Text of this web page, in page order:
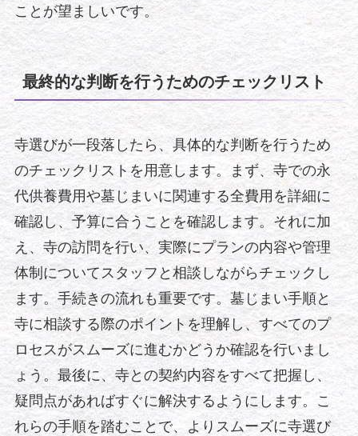
ことが望ましいです。
最終的な判断を行うためのチェックリスト
寺選びが一段落したら、具体的な判断を行うため
のチェックリストを用意します。まず、寺での永
代供養費用や墓じまいに関連する全費用を詳細に
確認し、予算に合うことを確認します。それに加
え、寺の訪問を行い、実際にプランの内容や管理
体制についてスタッフと相談しながらチェックし
ます。手続きの流れも重要です。墓じまい手順と
寺に相談する際のポイントを理解し、すべてのプ
ロセスがスムーズに進むかどうか確認を行いまし
ょう。最後に、寺との契約内容をすべて把握し、
疑問点があればすぐに解決するようにします。こ
れらの手順を踏むことで、よりスムーズに寺選び